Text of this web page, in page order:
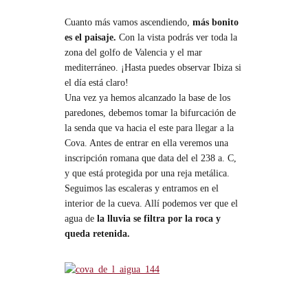
Cuanto más vamos ascendiendo, más bonito
es el paisaje. Con la vista podrás ver toda la
zona del golfo de Valencia y el mar
mediterráneo. ¡Hasta puedes observar Ibiza si
el día está claro!
Una vez ya hemos alcanzado la base de los
paredones, debemos tomar la bifurcación de
la senda que va hacia el este para llegar a la
Cova. Antes de entrar en ella veremos una
inscripción romana que data del el 238 a. C,
y que está protegida por una reja metálica.
Seguimos las escaleras y entramos en el
interior de la cueva. Allí podemos ver que el
agua de la lluvia se filtra por la roca y
queda retenida.